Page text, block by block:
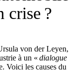
crise ?
von der Leyen,
à un « dialogue
Voici les causes du